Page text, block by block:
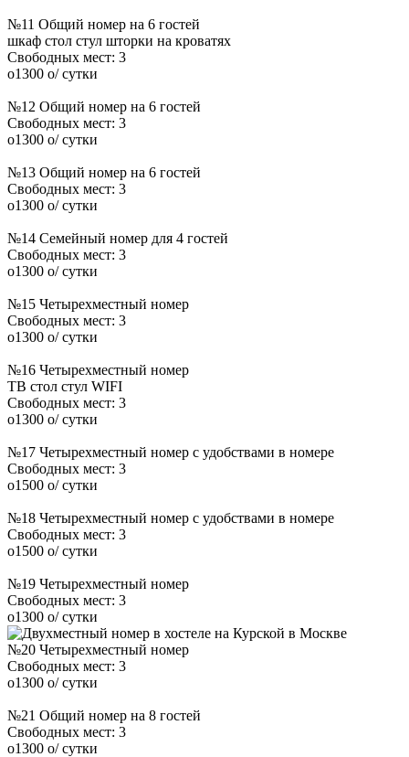
№11 Общий номер на 6 гостей
шкаф стол стул шторки на кроватях
Свободных мест: 3
o1300 o/ сутки
№12 Общий номер на 6 гостей
Свободных мест: 3
o1300 o/ сутки
№13 Общий номер на 6 гостей
Свободных мест: 3
o1300 o/ сутки
№14 Семейный номер для 4 гостей
Свободных мест: 3
o1300 o/ сутки
№15 Четырехместный номер
Свободных мест: 3
o1300 o/ сутки
№16 Четырехместный номер
ТВ стол стул WIFI
Свободных мест: 3
o1300 o/ сутки
№17 Четырехместный номер с удобствами в номере
Свободных мест: 3
o1500 o/ сутки
№18 Четырехместный номер с удобствами в номере
Свободных мест: 3
o1500 o/ сутки
№19 Четырехместный номер
Свободных мест: 3
o1300 o/ сутки
№20 Четырехместный номер
Свободных мест: 3
o1300 o/ сутки
№21 Общий номер на 8 гостей
Свободных мест: 3
o1300 o/ сутки